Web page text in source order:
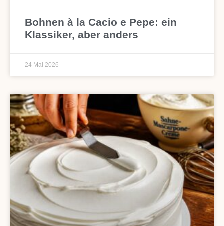
Bohnen à la Cacio e Pepe: ein
Klassiker, aber anders
24 Mai 2026